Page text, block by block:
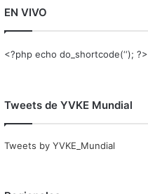
EN VIVO
<?php echo do_shortcode(‘‘); ?>
Tweets de YVKE Mundial
Tweets by YVKE_Mundial